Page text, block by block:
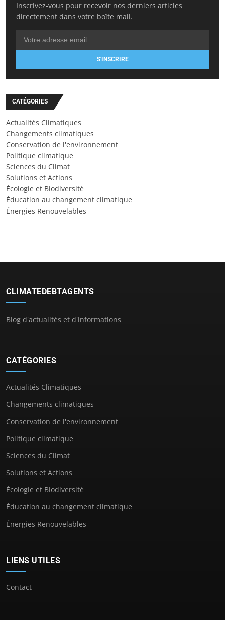
Inscrivez-vous pour recevoir nos derniers articles
directement dans votre boîte mail.
S'INSCRIRE
CATÉGORIES
Actualités Climatiques
Changements climatiques
Conservation de l'environnement
Politique climatique
Sciences du Climat
Solutions et Actions
Écologie et Biodiversité
Éducation au changement climatique
Énergies Renouvelables
CLIMATEDEBTAGENTS
Blog d'actualités et d'informations
CATÉGORIES
Actualités Climatiques
Changements climatiques
Conservation de l'environnement
Politique climatique
Sciences du Climat
Solutions et Actions
Écologie et Biodiversité
Éducation au changement climatique
Énergies Renouvelables
LIENS UTILES
Contact